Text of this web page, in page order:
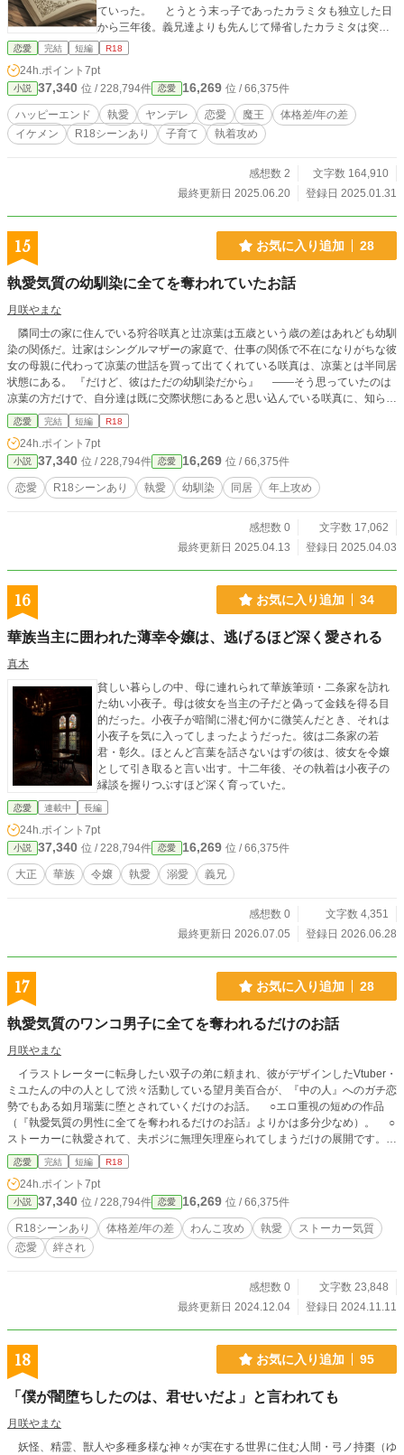
ていった。 とうとう末っ子であったカラミタも独立した日
から三年後。義兄達よりも先んじて帰省したカラミタは突如
「結婚して」と迫り、「その為にも邪魔な実父（前・魔王）
任した」とレオノーラに告げる。突然そんな話をされても訳
が分からずレオノーラは戸惑うばかりだが、体から堕とさ
れ、自分が育てた子からの執愛に翻弄されてしまうのだっ
た。 ○赤子から育てた執愛気質っ子に溺愛されるお話。 ○時々
性的な描写のある18禁小説なので苦手は方はご注意を。
恋愛 完結 短編 R18
24h.ポイント 7pt
小説 37,340 位 / 228,794件 恋愛 16,269 位 / 66,375件
ハッピーエンド 執愛 ヤンデレ 恋愛 魔王
体格差/年の差
イケメン
R18シーンあり 子育て 執着攻め
感想数 2
文字数 164,910
最終更新日 2025.06.20
登録日 2025.01.31
15 お気に入り追加 28
執愛気質の幼馴染に全てを奪われていたお話
月咲やまな
隣同士の家に住んでいる狩谷咲真と辻凉葉は五歳という歳の差はあれども幼馴
染の関係だ。辻家はシングルマザーの家庭で、仕事の関係で不在になりがちな彼
女の母親に代わって凉葉の世話を買って出てくれている咲真は、凉葉とは半同居
状態にある。 『だけど、彼はただの幼馴染だから』 ——そう思っていたのは
凉葉の方だけで、自分達は既に交際状態にあると思い込んでいる咲真に、知らぬ
間に全てを奪われていただけのお話。 ○エロ重視の短めの作品。 ○同人誌と
かボイスドラマみたいな雰囲気かと。 ○『執愛気質の男性に全てを奪われるだ
けのお話』などと同系のタイトルですが関連はありません。ノリは同じですけ
ど。
恋愛 完結 短編 R18
24h.ポイント 7pt
小説 37,340 位 / 228,794件 恋愛 16,269 位 / 66,375件
恋愛 R18シーンあり 執愛 幼馴染 同居 年上攻め
感想数 0
文字数 17,062
最終更新日 2025.04.13
登録日 2025.04.03
16 お気に入り追加 34
華族当主に囲われた薄幸令嬢は、逃げるほど深く愛される
真木
貧しい暮らしの中、母に連れられて華族筆頭・二条家を訪れ
た幼い小夜子。母は彼女を当主の子だと偽って金銭を得る目
的だった。小夜子が暗闇に潜む何かに微笑んだとき、それは
小夜子を気に入ってしまったようだった。彼は二条家の若
君・彰久。ほとんど言葉を話さないはずの彼は、彼女を令嬢
として引き取ると言い出す。十二年後、その執着は小夜子の
縁談を握りつぶすほど深く育っていた。
恋愛 連載中 長編
24h.ポイント 7pt
小説 37,340 位 / 228,794件 恋愛 16,269 位 / 66,375件
大正 華族 令嬢 執愛 溺愛 義兄
感想数 0
文字数 4,351
最終更新日 2026.07.05
登録日 2026.06.28
17 お気に入り追加 28
執愛気質のワンコ男子に全てを奪われるだけのお話
月咲やまな
イラストレーターに転身したい双子の弟に頼まれ、彼がデザインしたVtuber・
ミユたんの中の人として渋々活動している望月美百合が、『中の人』へのガチ恋
勢でもある如月瑞葉に堕とされていくだけのお話。 ○エロ重視の短めの作品
（『執愛気質の男性に全てを奪われるだけのお話』よりかは多分少なめ）。 ○
ストーカーに執愛されて、夫ポジに無理矢理座られてしまうだけの展開です。
○同人誌とかボイスドラマみたいな雰囲気かと。 ○『執愛気質の男性に全て
を奪われるだけのお話』と同系のタイトルですが関連はありません。ノリは同じ
ですけど。
恋愛 完結 短編 R18
24h.ポイント 7pt
小説 37,340 位 / 228,794件 恋愛 16,269 位 / 66,375件
R18シーンあり 体格差/年の差 わんこ攻め 執愛
ストーカー気質
恋愛
絆され
感想数 0
文字数 23,848
最終更新日 2024.12.04
登録日 2024.11.11
18 お気に入り追加 95
「僕が闇堕ちしたのは、君せいだよ」と言われても
月咲やまな
妖怪、精霊、獣人や多種多様な神々が実在する世界に住む人間・弓ノ持棗（ゆ